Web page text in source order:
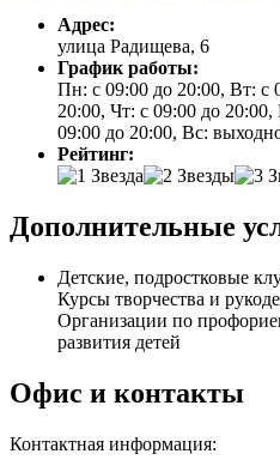
Адрес:
улица Радищева, 6
График работы:
Пн: с 09:00 до 20:00, Вт: с
20:00, Чт: с 09:00 до
09:00 до 20:00, Вс:
Рейтинг:
Дополнительные
Детские, подростковые
Курсы творчества и
Организации по
развития детей
Офис и контакты
Контактная информация: